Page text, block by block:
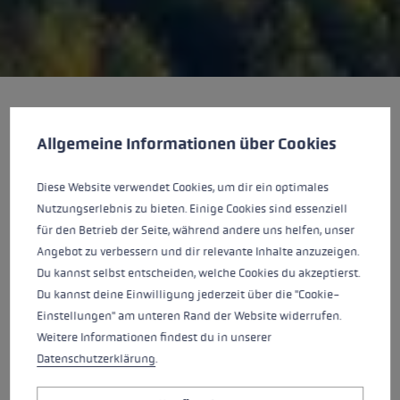
Begeisterung
Alles, was wir anpacken, erledigen wir mit
Entschlossenheit, natürlicher Begeisterung und
Hingabe. Wir brennen für den Sport in der Natur
und wir leben für unsere Produkte. Wir sind stolz
darauf, Sportler:innen das weltbeste Produkt
anbieten zu können.
Produktmanagement
Cookie-Voreinstellungen
Allgemeine Informationen über Cookies
Diese Website verwendet Cookies, um dir ein optimales
Nutzungserlebnis zu bieten. Einige Cookies sind essenziell
für den Betrieb der Seite, während andere uns helfen, unser
Angebot zu verbessern und dir relevante Inhalte anzuzeigen.
Du kannst selbst entscheiden, welche Cookies du akzeptierst.
Du kannst deine Einwilligung jederzeit über die "Cookie-
Einstellungen" am unteren Rand der Website widerrufen.
Weitere Informationen findest du in unserer
Datenschutzerklärung.